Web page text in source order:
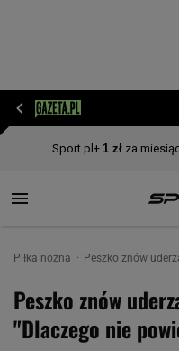
Piłka nożna Peszko znów
Peszko znów
"Dlaczego nie